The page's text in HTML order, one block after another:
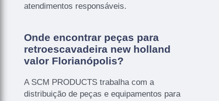
atendimentos responsáveis.
Onde encontrar peças para
retroescavadeira new holland
valor Florianópolis?
A SCM PRODUCTS trabalha com a
distribuição de peças e equipamentos para